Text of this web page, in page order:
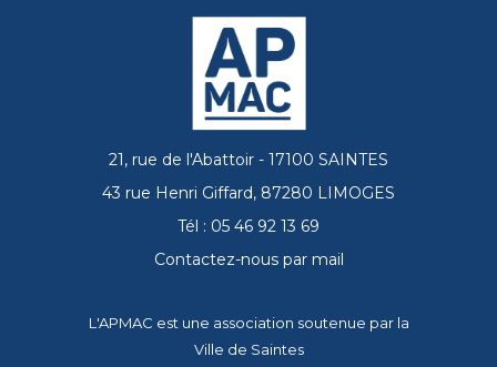
21, rue de l'Abattoir - 17100 SAINTES
43 rue Henri Giffard, 87280 LIMOGES
Tél : 05 46 92 13 69
Contactez-nous par mail
L'APMAC est une association soutenue par la
Ville de Saintes